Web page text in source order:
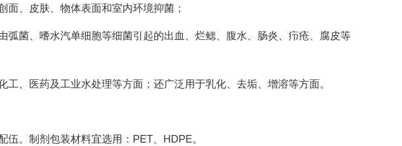
、皮肤、物体表面和室内环境抑菌；
菌、嗜水汽单细胞等细菌引起的出血、烂鳃、腹水、肠炎、疖疮、腐皮等
、医药及工业水处理等方面；还广泛用于乳化、去垢、增溶等方面。
。制剂包装材料宜选用：PET、HDPE。